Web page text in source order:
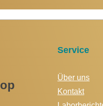
Service
Über uns
Kontakt